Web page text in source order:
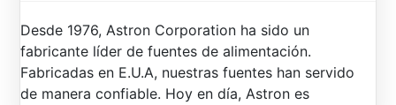
Desde 1976, Astron Corporation ha sido un
fabricante líder de fuentes de alimentación.
Fabricadas en E.U.A, nuestras fuentes han servido
de manera confiable. Hoy en día, Astron es